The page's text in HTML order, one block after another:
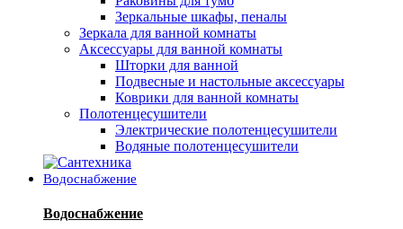
Зеркальные шкафы, пеналы
Зеркала для ванной комнаты
Аксессуары для ванной комнаты
Шторки для ванной
Подвесные и настольные аксессуары
Коврики для ванной комнаты
Полотенцесушители
Электрические полотенцесушители
Водяные полотенцесушители
Водоснабжение
Водоснабжение